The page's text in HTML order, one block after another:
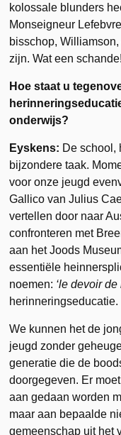
kolossale blunders
Monseigneur
bisschop,
zijn. Wat een schande!
Hoe staat u
onderwijs?
Eyskens: De school,
bijzondere taak.
voor onze jeugd
Gallico van Julius
vertellen door naar
confronteren met
aan het Joods
essentiële
noemen: ‘le devoir de
herinneringseducatie.
We kunnen het de
jeugd zonder
generatie die de
doorgegeven. Er
aan gedaan worden
maar aan bepaalde
gemeenschap uit het